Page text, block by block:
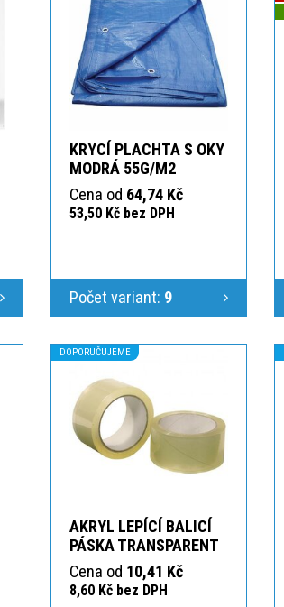
KRYCÍ PLACHTA S OKY
MODRÁ 55G/M2
Cena od 64,74 Kč
53,50 Kč bez DPH
Počet variant: 9
DOPORUČUJEME
AKRYL LEPÍCÍ BALICÍ
PÁSKA TRANSPARENT
Cena od 10,41 Kč
8,60 Kč bez DPH